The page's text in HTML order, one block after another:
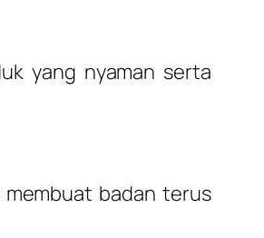
yang nyaman serta
badan terus